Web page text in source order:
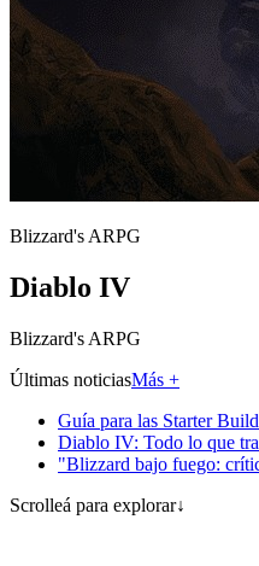
Blizzard's ARPG
Diablo IV
Blizzard's ARPG
Últimas noticiasMás +
Guía para las Starter
Diablo IV: Todo lo que
"Blizzard bajo fuego:
Scrolleá para explorar↓